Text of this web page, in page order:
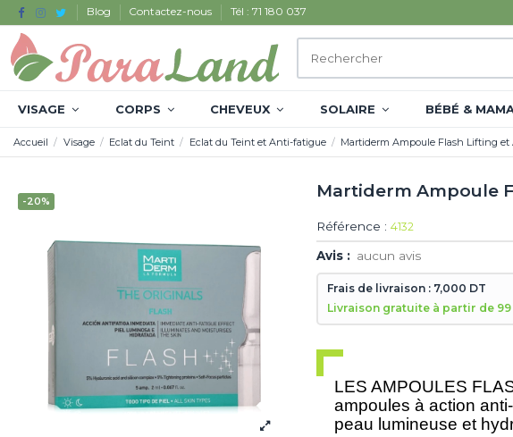
Blog Contactez-nous Tél : 71 180 037
VISAGE CORPS CHEVEUX SOLAIRE BÉBÉ &
Accueil Visage Eclat du Teint Eclat du Teint et Anti-fatigue Martiderm Ampoule Flash Lifting
-20%
Martiderm Ampoule
Référence : 4132
Avis : aucun avis
Frais de livraison : 7,000 DT
Livraison gratuite à partir de
LES AMPOULES
ampoules à action
peau lumineuse et